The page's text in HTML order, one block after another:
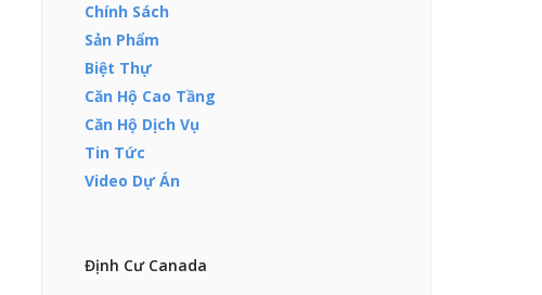
Chính Sách
Sản Phẩm
Biệt Thự
Căn Hộ Cao Tầng
Căn Hộ Dịch Vụ
Tin Tức
Video Dự Án
Định Cư Canada